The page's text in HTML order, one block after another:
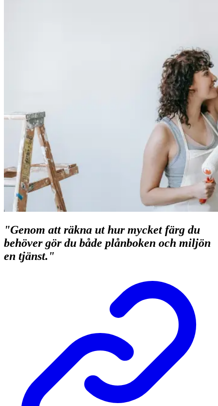
"Genom att räkna ut hur mycket färg du
behöver gör du både plånboken och miljön
en tjänst."